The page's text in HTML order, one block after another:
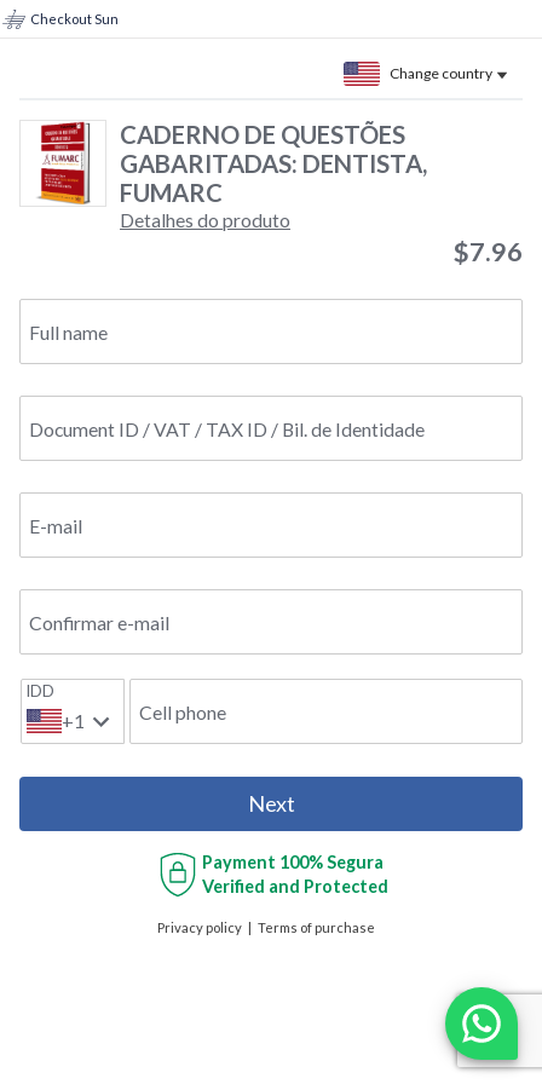
Checkout Sun
Change country
CADERNO DE QUESTÕES
GABARITADAS: DENTISTA,
FUMARC
Detalhes do produto
$7.96
Full name
Document ID / VAT / TAX ID / Bil. de Identidade
E-mail
Confirmar e-mail
IDD
+1 Cell phone
Next
Payment 100% Segura
Verified and Protected
Privacy policy Terms of purchase